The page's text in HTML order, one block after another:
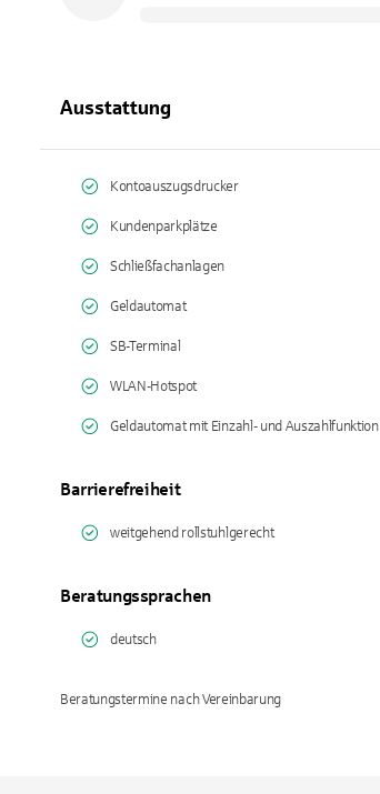
Ausstattung
Kontoauszugsdrucker
Kundenparkplätze
Schließfachanlagen
Geldautomat
SB-Terminal
WLAN-Hotspot
Geldautomat mit Einzahl- und Auszahlfunktion
Barrierefreiheit
weitgehend rollstuhlgerecht
Beratungssprachen
deutsch
Beratungstermine nach Vereinbarung